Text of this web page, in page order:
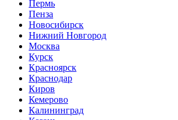
Пермь
Пенза
Новосибирск
Нижний Новгород
Москва
Курск
Красноярск
Краснодар
Киров
Кемерово
Калининград